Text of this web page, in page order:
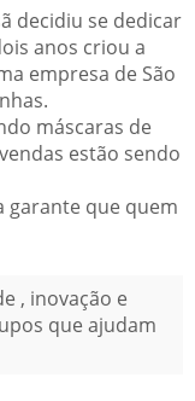
decidiu se dedicar
anos criou a
empresa de São
máscaras de
estão sendo
garante que quem
, inovação e
que ajudam